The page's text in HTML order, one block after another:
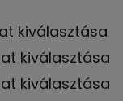
kiválasztása
kiválasztása
kiválasztása